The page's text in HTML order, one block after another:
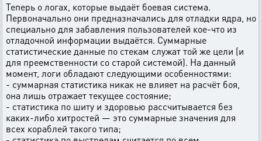
Теперь о логах, которые выдаёт боевая система.
Первоначально они предназначались для отладки ядра, но
специально для забавления пользователей кое-что из
отладочной информации выдаётся. Суммарные
статистические данные по стекам служат той же цели (и
для преемственности со старой системой). На данный
момент, логи обладают следующими особенностями:
- суммарная статистика никак не влияет на расчёт боя,
она лишь отражает текущее состояние;
- статистика по шиту и здоровью рассчитывается без
каких-либо хитростей — это суммарные значения для
всех кораблей такого типа;